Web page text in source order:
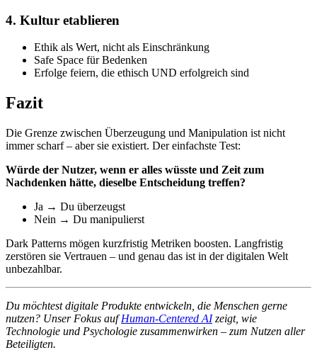
4. Kultur etablieren
Ethik als Wert, nicht als Einschränkung
Safe Space für Bedenken
Erfolge feiern, die ethisch UND erfolgreich sind
Fazit
Die Grenze zwischen Überzeugung und Manipulation ist nicht
immer scharf – aber sie existiert. Der einfachste Test:
Würde der Nutzer, wenn er alles wüsste und Zeit zum
Nachdenken hätte, dieselbe Entscheidung treffen?
Ja → Du überzeugst
Nein → Du manipulierst
Dark Patterns mögen kurzfristig Metriken boosten. Langfristig
zerstören sie Vertrauen – und genau das ist in der digitalen Welt
unbezahlbar.
Du möchtest digitale Produkte entwickeln, die Menschen gerne
nutzen? Unser Fokus aufHuman-Centered AIzeigt, wie
Technologie und Psychologie zusammenwirken – zum Nutzen aller
Beteiligten.